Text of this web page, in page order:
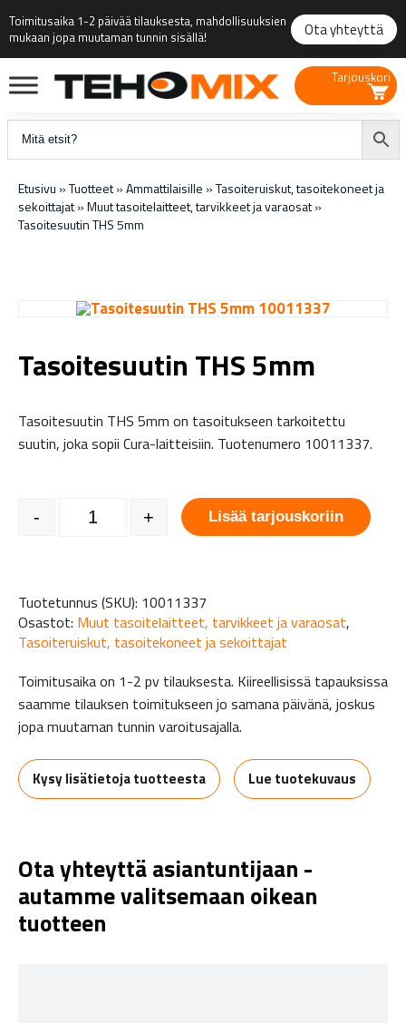
Toimitusaika 1-2 päivää tilauksesta, mahdollisuuksien
mukaan jopa muutaman tunnin sisällä!
Ota yhteyttä
Tarjouskori
Etusivu »Tuotteet»Ammattilaisille »Tasoiteruiskut, tasoitekoneet ja
sekoittajat»Muut tasoitelaitteet, tarvikkeet ja varaosat»
Tasoitesuutin THS 5mm
Tasoitesuutin THS 5mm
Tasoitesuutin THS 5mm on tasoitukseen tarkoitettu
suutin, joka sopii Cura-laitteisiin. Tuotenumero 10011337.
Tasoitesuutin THS 5mm määrä
- + Lisää tarjouskoriin
Tuotetunnus (SKU): 10011337
Osastot: Muut tasoitelaitteet, tarvikkeet ja varaosat,
Tasoiteruiskut, tasoitekoneet ja sekoittajat
Toimitusaika on 1-2 pv tilauksesta. Kiireellisissä tapauksissa
saamme tilauksen toimitukseen jo samana päivänä, joskus
jopa muutaman tunnin varoitusajalla.
Kysy lisätietoja tuotteesta Lue tuotekuvaus
Ota yhteyttä asiantuntijaan -
autamme valitsemaan oikean
tuotteen